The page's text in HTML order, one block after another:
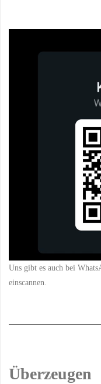
Uns gibt es auch bei
einscannen.
Überzeugen